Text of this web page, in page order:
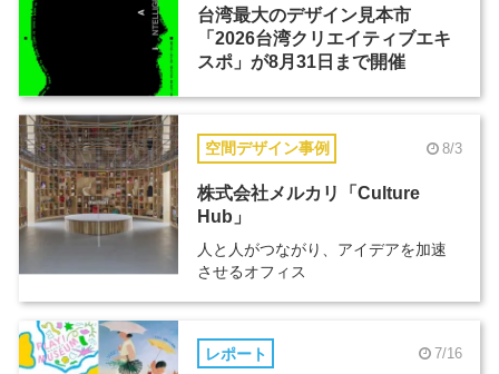
台湾最大のデザイン見本市
「2026台湾クリエイティブエキ
スポ」が8月31日まで開催
空間デザイン事例 8/3
株式会社メルカリ「Culture
Hub」
人と人がつながり、アイデアを加速
させるオフィス
レポート 7/16